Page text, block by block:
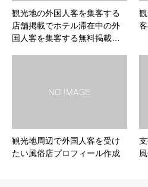
観光地の外国人客を集客する
店舗掲載でホテル滞在中の外
国人客を集客する無料掲載…
観光地周辺で外国人客を受け
たい風俗店プロフィール作成